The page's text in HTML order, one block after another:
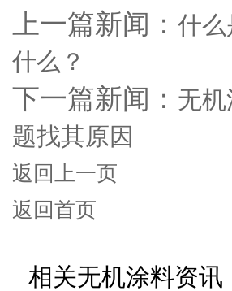
上一篇新闻： 什么
什么？
下一篇新闻： 无
题找其原因
返回上一页
返回首页
相关无机涂料资讯